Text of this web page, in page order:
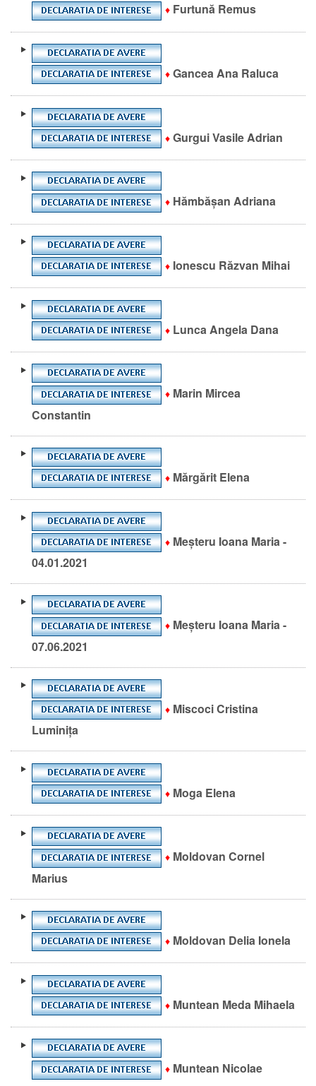
♦ Furtună Remus
♦ Gancea Ana Raluca
♦ Gurgui Vasile Adrian
♦ Hămbășan Adriana
♦ Ionescu Răzvan Mihai
♦ Lunca Angela Dana
♦ Marin Mircea
Constantin
♦ Mărgărit Elena
♦ Meşteru Ioana Maria -
04.01.2021
♦ Meşteru Ioana Maria -
07.06.2021
♦ Miscoci Cristina
Luminiţa
♦ Moga Elena
♦ Moldovan Cornel
Marius
♦ Moldovan Delia Ionela
♦ Muntean Meda Mihaela
♦ Muntean Nicolae